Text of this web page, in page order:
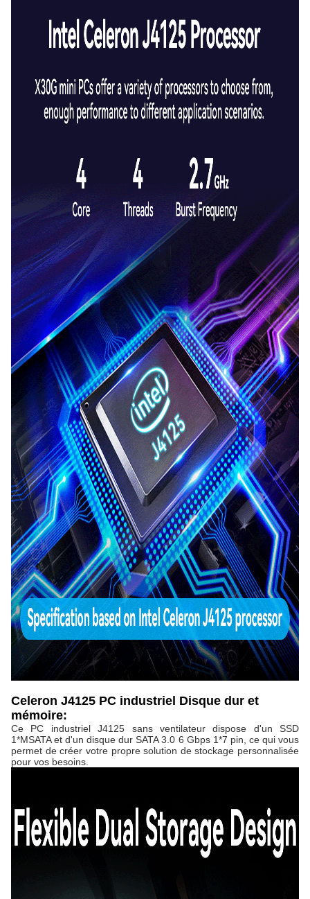
Celeron J4125 PC industriel Disque dur et
mémoire:
Ce PC industriel J4125 sans ventilateur dispose d'un SSD
1*MSATA et d'un disque dur SATA 3.0 6 Gbps 1*7 pin, ce qui vous
permet de créer votre propre solution de stockage personnalisée
pour vos besoins.